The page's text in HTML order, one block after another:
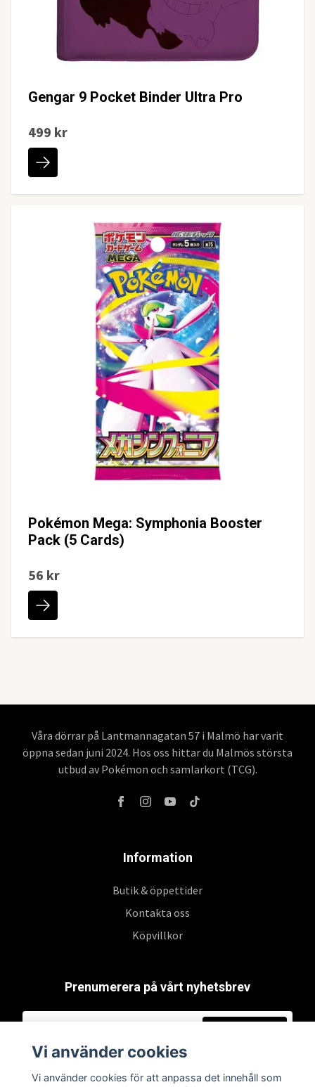
Gengar 9 Pocket Binder Ultra Pro
499 kr
Pokémon Mega: Symphonia Booster
Pack (5 Cards)
56 kr
Våra dörrar på Lantmannagatan 57 i Malmö har varit
öppna sedan juni 2024. Hos oss hittar du Malmös största
utbud av Pokémon och samlarkort (TCG).
Information
Butik & öppettider
Kontakta oss
Köpvillkor
Prenumerera på vårt nyhetsbrev
Vi använder cookies
Vi använder cookies för att anpassa det innehåll som